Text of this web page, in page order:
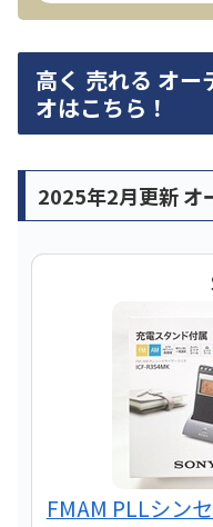
高く 売れる オー
オはこちら！
2025年2月更新 オ
FMAM PLLシン